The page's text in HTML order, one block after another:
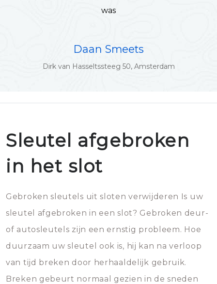
was
Daan Smeets
Dirk van Hasseltssteeg 50, Amsterdam
Sleutel afgebroken
in het slot
Gebroken sleutels uit sloten verwijderen Is uw
sleutel afgebroken in een slot? Gebroken deur-
of autosleutels zijn een ernstig probleem. Hoe
duurzaam uw sleutel ook is, hij kan na verloop
van tijd breken door herhaaldelijk gebruik.
Breken gebeurt normaal gezien in de sneden